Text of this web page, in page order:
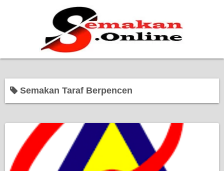
Bantuan Kerajaan
Pendidikan
Semakan Taraf Berpencen